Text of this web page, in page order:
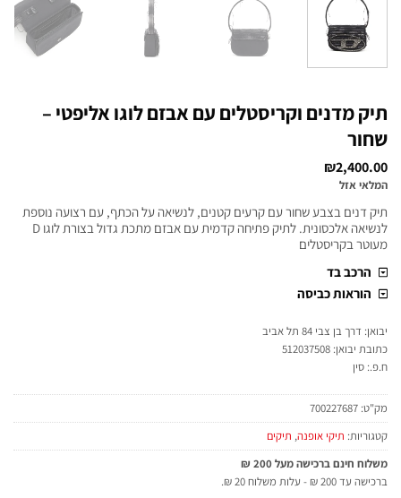
תיק מדנים וקריסטלים עם אבזם לוגו אליפטי –
שחור
₪2,400.00
המלאי אזל
תיק דנים בצבע שחור עם קרעים קטנים, לנשיאה על הכתף, עם רצועה נוספת
לנשיאה אלכסונית. לתיק פתיחה קדמית עם אבזם מתכת גדול בצורת לוגו D
מעוטר בקריסטלים
הרכב בד
הוראות כביסה
יבואן: דרך בן צבי 84 תל אביב
כתובת יבואן: 512037508
ח.פ.: סין
מק"ט: 700227687
קטגוריות: תיקי אופנה, תיקים
משלוח חינם ברכישה מעל 200 ₪
ברכישה עד 200 ₪ - עלות משלוח 20 ₪.